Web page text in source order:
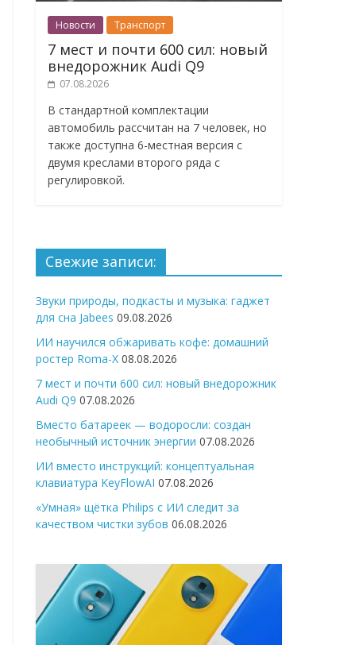
Новости Транспорт
7 мест и почти 600 сил: новый
внедорожник Audi Q9
07.08.2026
В стандартной комплектации
автомобиль рассчитан на 7 человек, но
также доступна 6-местная версия с
двумя креслами второго ряда с
регулировкой.
Свежие записи:
Звуки природы, подкасты и музыка: гаджет
для сна Jabees 09.08.2026
ИИ научился обжаривать кофе: домашний
ростер Roma-X 08.08.2026
7 мест и почти 600 сил: новый внедорожник
Audi Q9 07.08.2026
Вместо батареек — водоросли: создан
необычный источник энергии 07.08.2026
ИИ вместо инструкций: концептуальная
клавиатура KeyFlowAI 07.08.2026
«Умная» щётка Philips с ИИ следит за
качеством чистки зубов 06.08.2026